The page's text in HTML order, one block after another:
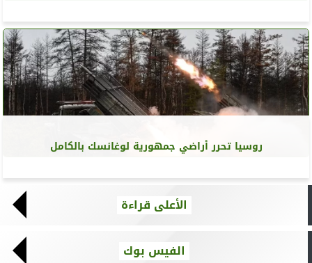
روسيا تحرر أراضي جمهورية لوغانسك بالكامل
الأعلى قراءة
الفيس بوك